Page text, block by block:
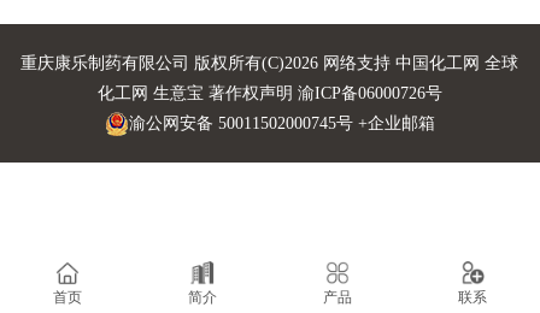
重庆康乐制药有限公司 版权所有(C)2026 网络支持中国化工网 全球
化工网 生意宝 著作权声明 渝ICP备06000726号
渝公网安备 50011502000745号 +企业邮箱
首页 简介 产品 联系